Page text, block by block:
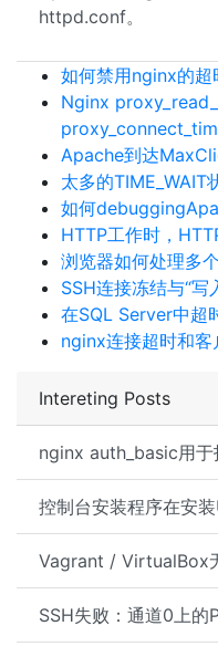
Intereting Posts
nginx auth_basic用于
控制台安装程序在安
Vagrant / VirtualBox
SSH失败：通道0上的
httpd.conf。
如何禁用nginx的超
Nginx
Apache到达
太多的TIME_WAIT
如何
HTTP工作时，
浏览器如何处理多
SSH连接冻结与“
在SQL Server中超
nginx连接超时和